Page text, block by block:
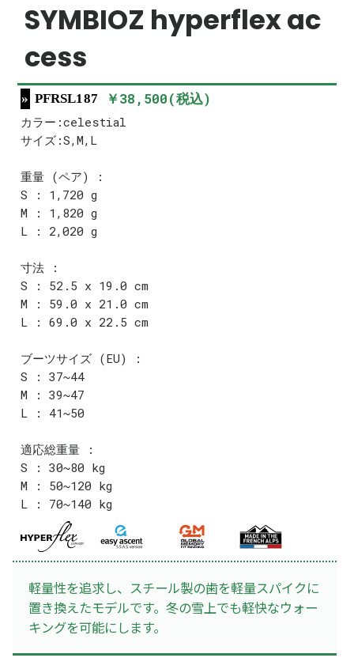
SYMBIOZ hyperflex ac
cess
PFRSL187 ￥38,500(税込)
カラー:celestial
サイズ:S,M,L
重量 (ペア) :
S : 1,720 g
M : 1,820 g
L : 2,020 g
寸法 :
S : 52.5 x 19.0 cm
M : 59.0 x 21.0 cm
L : 69.0 x 22.5 cm
ブーツサイズ (EU) :
S : 37~44
M : 39~47
L : 41~50
適応総重量 :
S : 30~80 kg
M : 50~120 kg
L : 70~140 kg
軽量性を追求し、スチール製の歯を軽量スパイクに
置き換えたモデルです。冬の雪上でも軽快なウォー
キングを可能にします。